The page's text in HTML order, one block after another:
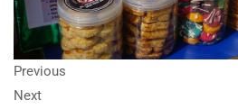
Previous
Next